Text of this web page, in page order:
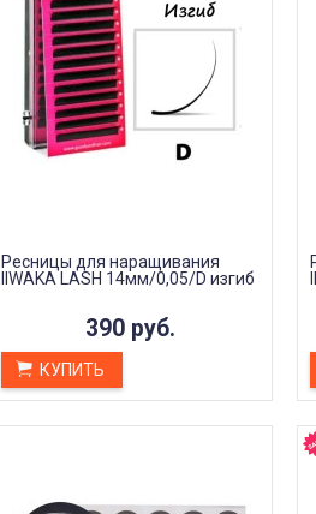
Ресницы для наращивания
IIWAKA LASH 14мм/0,05/D изгиб
390 руб.
КУПИТЬ